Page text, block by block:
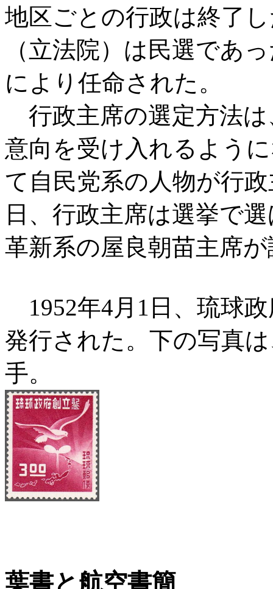
地区ごとの行政は終了
（立法院）は民選であ
により任命された。
行政主席の選定方法は
意向を受け入れるよう
て自民党系の人物が行
日、行政主席は選挙で
革新系の屋良朝苗主席
1952年4月1日、琉球
発行された。下の写真
手。
葉書と航空書簡